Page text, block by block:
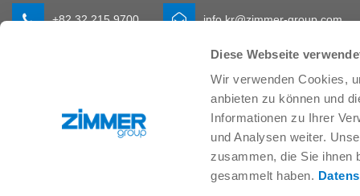
Diese Webseite
Wir verwenden Cookies,
anbieten zu können und
Informationen zu Ihrer
und Analysen weiter.
zusammen, die Sie ihnen
gesammelt haben.
+82 32 215 9700 info.kr@zimmer-group.com
기계 및 플랜트 엔지니어링
제품
새 소식
구성 부품
시스템 솔루션
공정 기술
SOFT CLOSE